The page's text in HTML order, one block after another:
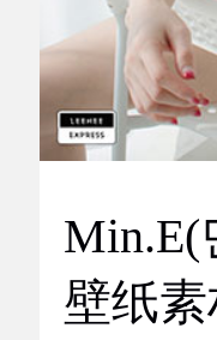
Min.E(
壁纸